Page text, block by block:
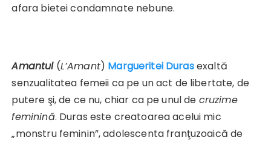
afara bietei condamnate nebune.
Amantul(L’Amant) Margueritei Durasexaltă
senzualitatea femeii ca pe un act de libertate, de
putere şi, de ce nu, chiar ca pe unul de cruzime
feminină. Duras este creatoarea acelui mic
„monstru feminin”, adolescenta franţuzoaică de